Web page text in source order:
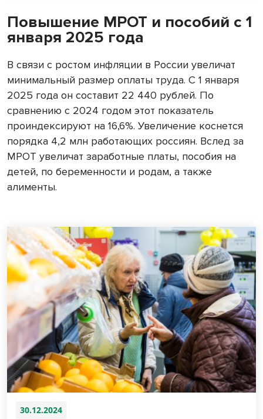
Повышение МРОТ и пособий с 1
января 2025 года
В связи с ростом инфляции в России увеличат
минимальный размер оплаты труда. С 1 января
2025 года он составит 22 440 рублей. По
сравнению с 2024 годом этот показатель
проиндексируют на 16,6%. Увеличение коснется
порядка 4,2 млн работающих россиян. Вслед за
МРОТ увеличат заработные платы, пособия на
детей, по беременности и родам, а также
алименты.
30.12.2024